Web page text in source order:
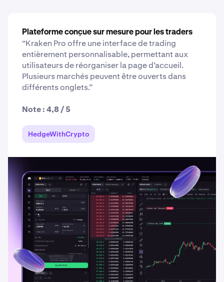
Plateforme conçue sur mesure pour les traders
“Kraken Pro offre une interface de trading
entièrement personnalisable, permettant aux
utilisateurs de réorganiser la page d’accueil.
Plusieurs marchés peuvent être ouverts dans
différents onglets.”
Note : 4,8 / 5
HedgeWithCrypto